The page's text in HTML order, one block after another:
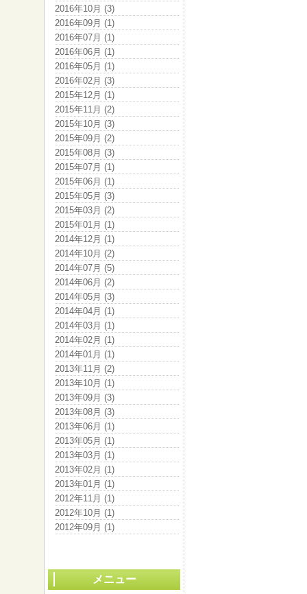
2016年10月 (3)
2016年09月 (1)
2016年07月 (1)
2016年06月 (1)
2016年05月 (1)
2016年02月 (3)
2015年12月 (1)
2015年11月 (2)
2015年10月 (3)
2015年09月 (2)
2015年08月 (3)
2015年07月 (1)
2015年06月 (1)
2015年05月 (3)
2015年03月 (2)
2015年01月 (1)
2014年12月 (1)
2014年10月 (2)
2014年07月 (5)
2014年06月 (2)
2014年05月 (3)
2014年04月 (1)
2014年03月 (1)
2014年02月 (1)
2014年01月 (1)
2013年11月 (2)
2013年10月 (1)
2013年09月 (3)
2013年08月 (3)
2013年06月 (1)
2013年05月 (1)
2013年03月 (1)
2013年02月 (1)
2013年01月 (1)
2012年11月 (1)
2012年10月 (1)
2012年09月 (1)
メニュー